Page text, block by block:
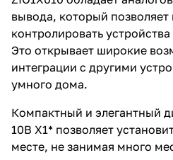
вывода, который позволяет
контролировать
Это открывает широкие
интеграции с другими
умного дома.
Компактный и элегантный
10В Х1* позволяет
месте, не занимая много